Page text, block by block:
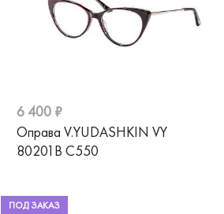
6 400 ₽
Оправа V.YUDASHKIN VY
80201B C550
ПОД ЗАКАЗ